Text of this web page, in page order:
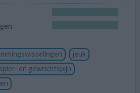
jeuk
spier- en gewrichtspijn